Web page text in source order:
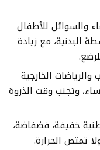
والسوائل للأطفال
البدنية، مع زيادة
والرياضات الخارجية
وتجنب وقت الذروة
خفيفة، فضفاضة،
تمتص الحرارة.